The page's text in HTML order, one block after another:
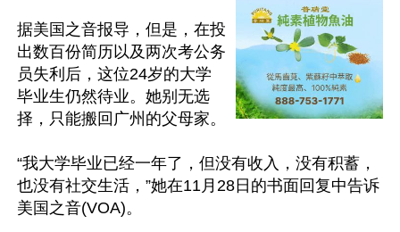
据美国之音报导，但是，在投
出数百份简历以及两次考公务
员失利后，这位24岁的大学
毕业生仍然待业。她别无选
择，只能搬回广州的父母家。
“我大学毕业已经一年了，但没有收入，没有积蓄，
也没有社交生活，”她在11月28日的书面回复中告诉
美国之音(VOA)。